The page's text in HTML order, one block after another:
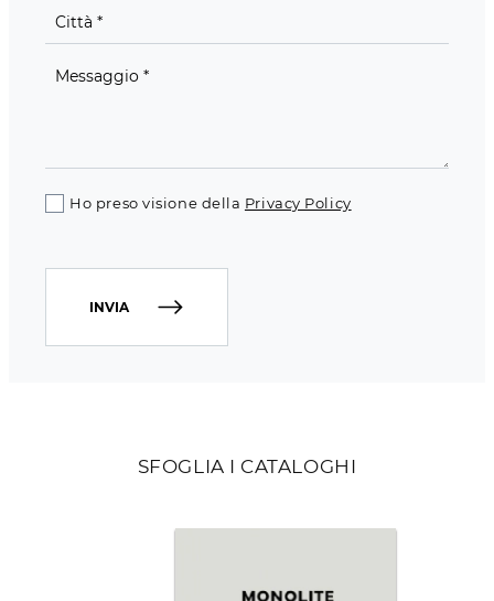
SFOGLIA I CATALOGHI
Ho preso visione della Privacy Policy
INVIA